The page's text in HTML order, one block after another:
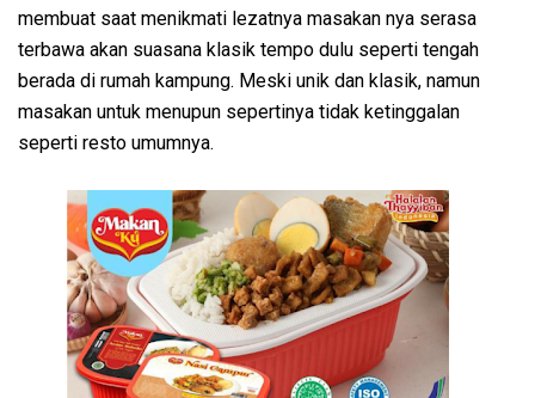
membuat saat menikmati lezatnya masakan nya serasa
terbawa akan suasana klasik tempo dulu seperti tengah
berada di rumah kampung. Meski unik dan klasik, namun
masakan untuk menupun sepertinya tidak ketinggalan
seperti resto umumnya.